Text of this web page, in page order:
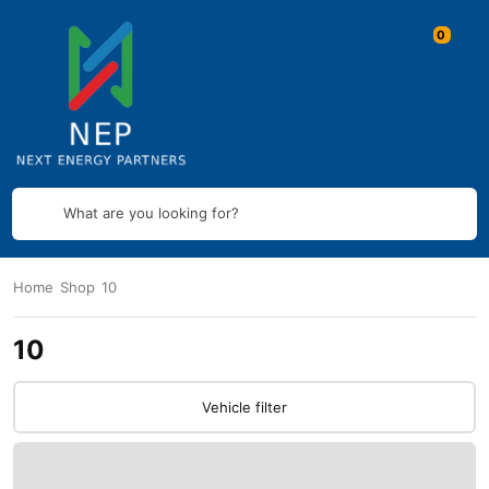
What are you looking for?
Home Shop 10
10
Vehicle filter